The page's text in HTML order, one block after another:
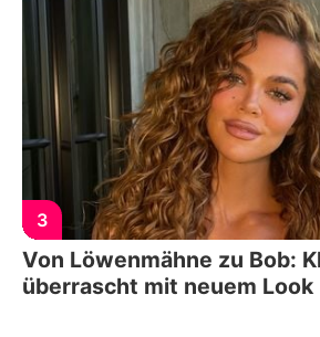
3
Von Löwenmähne zu Bob:
überrascht mit neuem Look